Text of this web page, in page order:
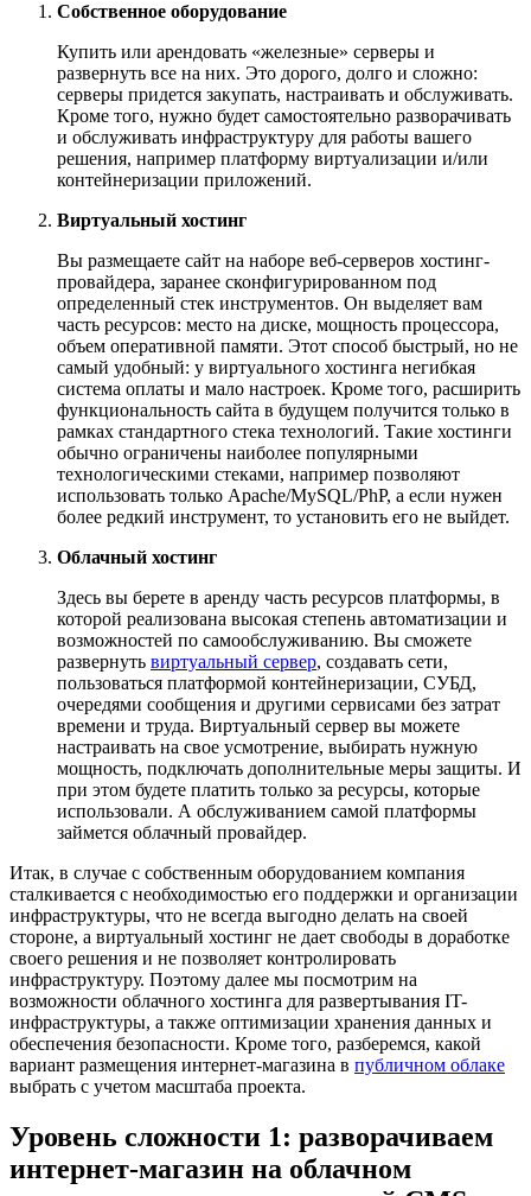
Собственное оборудование
Купить или арендовать «железные» серверы и
развернуть все на них. Это дорого, долго и сложно:
серверы придется закупать, настраивать и обслуживать.
Кроме того, нужно будет самостоятельно разворачивать
и обслуживать инфраструктуру для работы вашего
решения, например платформу виртуализации и/или
контейнеризации приложений.
Виртуальный хостинг
Вы размещаете сайт на наборе веб-серверов хостинг-
провайдера, заранее сконфигурированном под
определенный стек инструментов. Он выделяет вам
часть ресурсов: место на диске, мощность процессора,
объем оперативной памяти. Этот способ быстрый, но не
самый удобный: у виртуального хостинга негибкая
система оплаты и мало настроек. Кроме того, расширить
функциональность сайта в будущем получится только в
рамках стандартного стека технологий. Такие хостинги
обычно ограничены наиболее популярными
технологическими стеками, например позволяют
использовать только Apache/MySQL/PhP, а если нужен
более редкий инструмент, то установить его не выйдет.
Облачный хостинг
Здесь вы берете в аренду часть ресурсов платформы, в
которой реализована высокая степень автоматизации и
возможностей по самообслуживанию. Вы сможете
развернуть виртуальный сервер, создавать сети,
пользоваться платформой контейнеризации, СУБД,
очередями сообщения и другими сервисами без затрат
времени и труда. Виртуальный сервер вы можете
настраивать на свое усмотрение, выбирать нужную
мощность, подключать дополнительные меры защиты. И
при этом будете платить только за ресурсы, которые
использовали. А обслуживанием самой платформы
займется облачный провайдер.
Итак, в случае с собственным оборудованием компания
сталкивается с необходимостью его поддержки и организации
инфраструктуры, что не всегда выгодно делать на своей
стороне, а виртуальный хостинг не дает свободы в доработке
своего решения и не позволяет контролировать
инфраструктуру. Поэтому далее мы посмотрим на
возможности облачного хостинга для развертывания IT-
инфраструктуры, а также оптимизации хранения данных и
обеспечения безопасности. Кроме того, разберемся, какой
вариант размещения интернет-магазина в публичном облаке
выбрать с учетом масштаба проекта.
Уровень сложности 1: разворачиваем
интернет-магазин на облачном